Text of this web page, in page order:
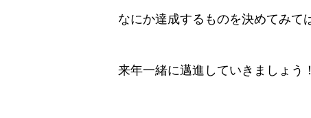
なにか達成するものを決めてみて
来年一緒に邁進していきましょう